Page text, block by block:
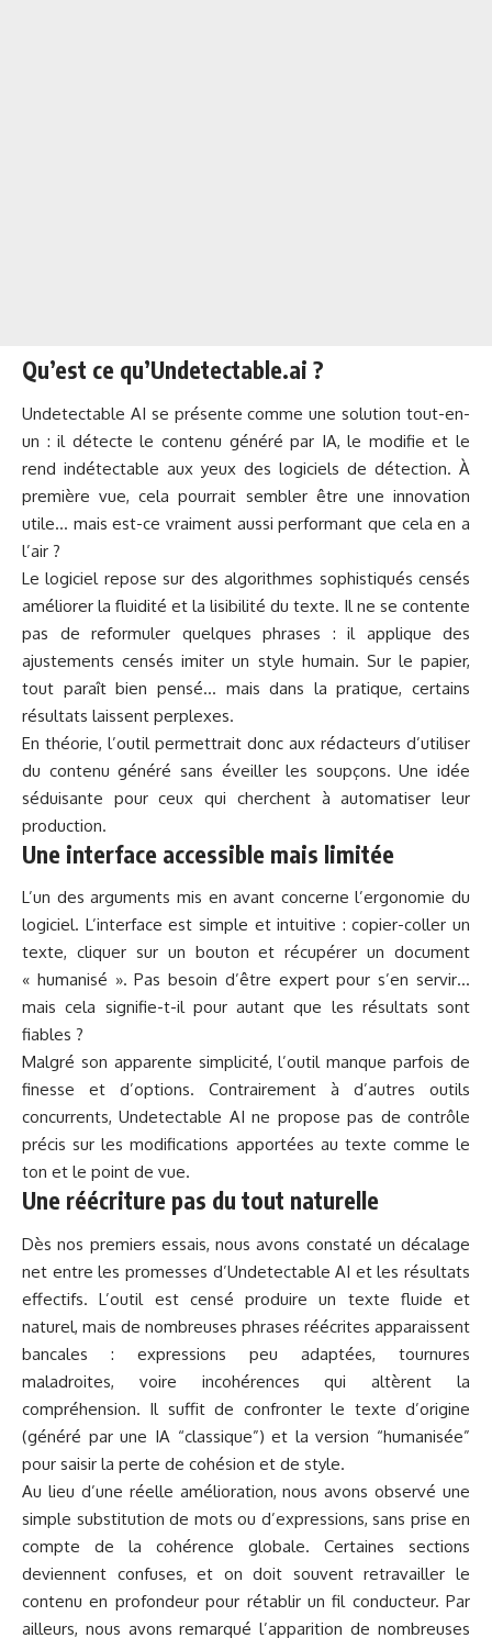
Qu’est ce qu’Undetectable.ai ?
Undetectable AI se présente comme une solution tout-en-
un : il détecte le contenu généré par IA, le modifie et le
rend indétectable aux yeux des logiciels de détection. À
première vue, cela pourrait sembler être une innovation
utile… mais est-ce vraiment aussi performant que cela en a
l’air ?
Le logiciel repose sur des algorithmes sophistiqués censés
améliorer la fluidité et la lisibilité du texte. Il ne se contente
pas de reformuler quelques phrases : il applique des
ajustements censés imiter un style humain. Sur le papier,
tout paraît bien pensé… mais dans la pratique, certains
résultats laissent perplexes.
En théorie, l’outil permettrait donc aux rédacteurs d’utiliser
du contenu généré sans éveiller les soupçons. Une idée
séduisante pour ceux qui cherchent à automatiser leur
production.
Une interface accessible mais limitée
L’un des arguments mis en avant concerne l’ergonomie du
logiciel. L’interface est simple et intuitive : copier-coller un
texte, cliquer sur un bouton et récupérer un document
« humanisé ». Pas besoin d’être expert pour s’en servir…
mais cela signifie-t-il pour autant que les résultats sont
fiables ?
Malgré son apparente simplicité, l’outil manque parfois de
finesse et d’options. Contrairement à d’autres outils
concurrents, Undetectable AI ne propose pas de contrôle
précis sur les modifications apportées au texte comme le
ton et le point de vue.
Une réécriture pas du tout naturelle
Dès nos premiers essais, nous avons constaté un décalage
net entre les promesses d’Undetectable AI et les résultats
effectifs. L’outil est censé produire un texte fluide et
naturel, mais de nombreuses phrases réécrites apparaissent
bancales : expressions peu adaptées, tournures
maladroites, voire incohérences qui altèrent la
compréhension. Il suffit de confronter le texte d’origine
(généré par une IA “classique”) et la version “humanisée”
pour saisir la perte de cohésion et de style.
Au lieu d’une réelle amélioration, nous avons observé une
simple substitution de mots ou d’expressions, sans prise en
compte de la cohérence globale. Certaines sections
deviennent confuses, et on doit souvent retravailler le
contenu en profondeur pour rétablir un fil conducteur. Par
ailleurs, nous avons remarqué l’apparition de nombreuses